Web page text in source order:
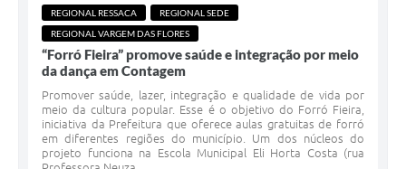
REGIONAL RESSACA
REGIONAL SEDE
REGIONAL VARGEM DAS FLORES
“Forró Fieira” promove saúde e integração por meio
da dança em Contagem
Promover saúde, lazer, integração e qualidade de vida por
meio da cultura popular. Esse é o objetivo do Forró Fieira,
iniciativa da Prefeitura que oferece aulas gratuitas de forró
em diferentes regiões do município. Um dos núcleos do
projeto funciona na Escola Municipal Eli Horta Costa (rua